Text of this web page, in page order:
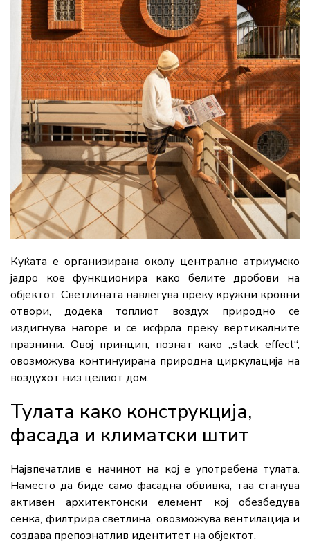
Куќата е организирана околу централно атриумско
јадро кое функционира како белите дробови на
објектот. Светлината навлегува преку кружни кровни
отвори, додека топлиот воздух природно се
издигнува нагоре и се исфрла преку вертикалните
празнини. Овој принцип, познат како „stack effect“,
овозможува континуирана природна циркулација на
воздухот низ целиот дом.
Тулата како конструкција,
фасада и климатски штит
Највпечатлив е начинот на кој е употребена тулата.
Наместо да биде само фасадна обвивка, таа станува
активен архитектонски елемент кој обезбедува
сенка, филтрира светлина, овозможува вентилација и
создава препознатлив идентитет на објектот.